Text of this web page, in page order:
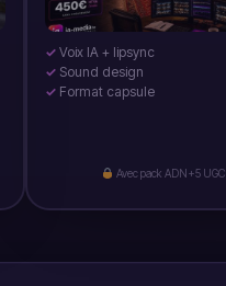
Voix IA + lipsync
Sound design
Format capsule
Avec pack ADN+5 UGC